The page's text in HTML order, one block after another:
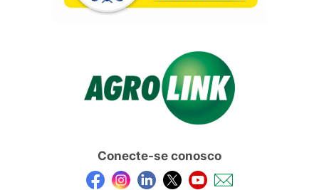
Conecte-se conosco